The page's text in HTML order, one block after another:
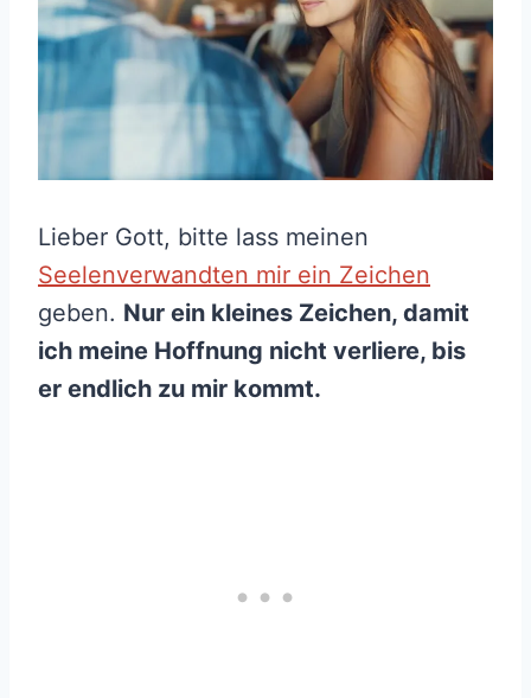
Lieber Gott, bitte lass meinen
Seelenverwandten mir ein Zeichen
geben. Nur ein kleines Zeichen, damit
ich meine Hoffnung nicht verliere, bis
er endlich zu mir kommt.